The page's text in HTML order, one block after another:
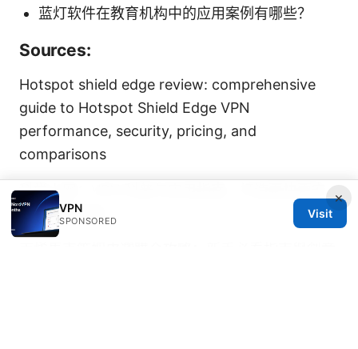
蓝灯软件在教育机构中的应用案例有哪些？
Sources:
Hotspot shield edge review: comprehensive
guide to Hotspot Shield Edge VPN
performance, security, pricing, and
comparisons
科学上网：VPN 科普与实用指南，打造更快更安
全的网络体验
×
VPN
SPONSORED
Visit